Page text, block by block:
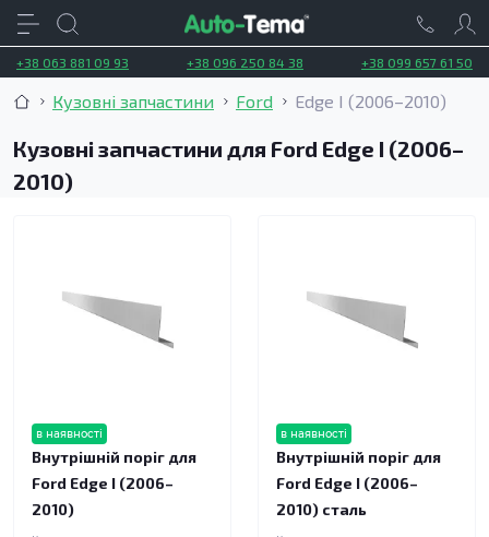
+38 063 881 09 93 +38 096 250 84 38 +38 099 657 61 50
Кузовні запчастини Ford Edge I (2006–2010)
Кузовні запчастини для Ford Edge I (2006–
2010)
в наявності
Внутрішній поріг для
Ford Edge I (2006–
2010)
в наявності
Внутрішній поріг для
Ford Edge I (2006–
2010) сталь